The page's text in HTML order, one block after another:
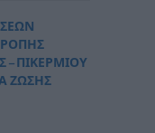
ΠΙΚΕΡΜΙΟΥ
ΖΩΣΗΣ